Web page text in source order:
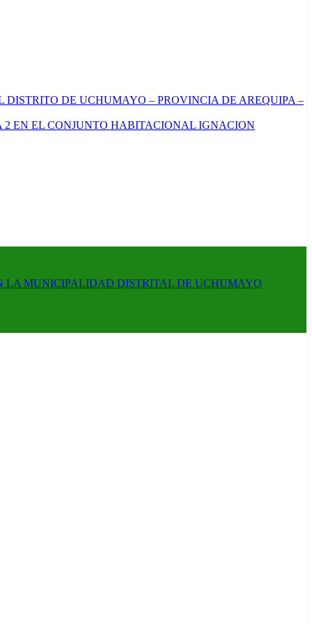
DISTRITO DE UCHUMAYO – PROVINCIA DE AREQUIPA –
EN EL CONJUNTO HABITACIONAL IGNACION
LA MUNICIPALIDAD DISTRITAL DE UCHUMAYO